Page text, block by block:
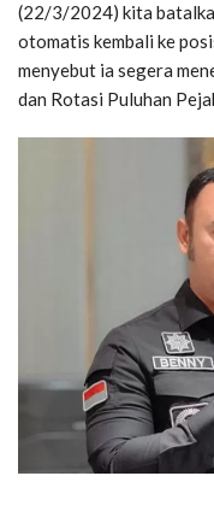
(22/3/2024) kita
otomatis kembali ke
menyebut ia segera
dan Rotasi Puluhan